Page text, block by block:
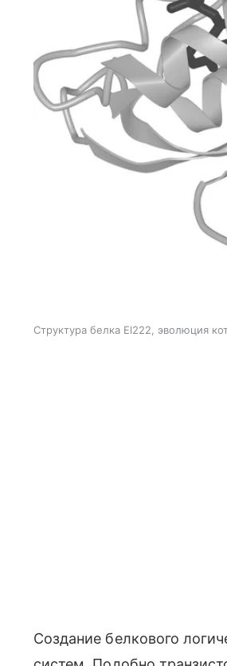
Структура белка El222, эволюция
Создание белкового